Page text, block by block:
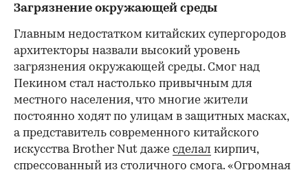
Загрязнение окружающей среды
Главным недостатком китайских супергородов
архитекторы назвали высокий уровень
загрязнения окружающей среды. Смог над
Пекином стал настолько привычным для
местного населения, что многие жители
постоянно ходят по улицам в защитных масках,
а представитель современного китайского
искусства Brother Nut даже сделал кирпич,
спрессованный из столичного смога. «Огромная